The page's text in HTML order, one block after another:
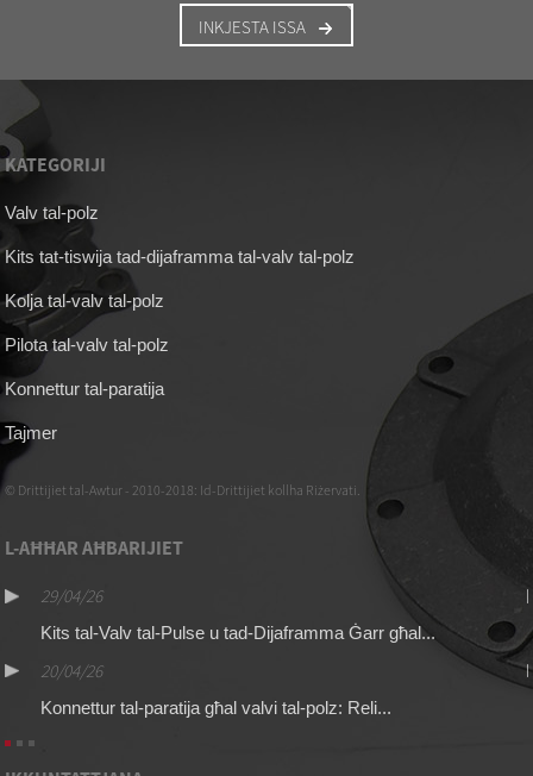
INKJESTA ISSA
KATEGORIJI
Valv tal-polz
Kits tat-tiswija tad-dijaframma tal-valv tal-polz
Kolja tal-valv tal-polz
Pilota tal-valv tal-polz
Konnettur tal-paratija
Tajmer
© Drittijiet tal-Awtur - 2010-2018: Id-Drittijiet kollha Riżervati.
L-AĦĦAR AĦBARIJIET
29/04/26
Kits tal-Valv tal-Pulse u tad-Dijaframma Ġarr għal...
20/04/26
Konnettur tal-paratija għal valvi tal-polz: Reli...